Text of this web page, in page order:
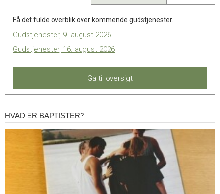
Få det fulde overblik over kommende gudstjenester.
Gudstjenester, 9. august 2026
Gudstjenester, 16. august 2026
Gå til oversigt
Hvad
HVAD ER BAPTISTER?